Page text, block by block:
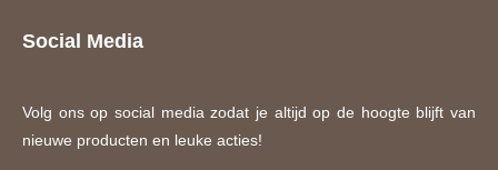
Social Media
Volg ons op social media zodat je altijd op de hoogte blijft van
nieuwe producten en leuke acties!